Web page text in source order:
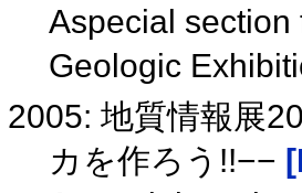
Aspecial
Geologic
2005: 地質情報展
カを作ろう!!−−